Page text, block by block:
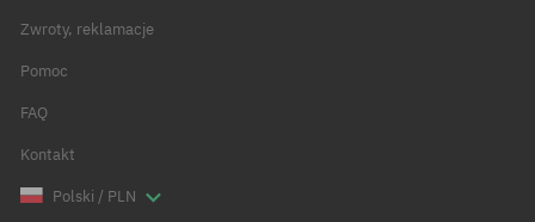
Zwroty, reklamacje
Pomoc
FAQ
Kontakt
Polski / PLN